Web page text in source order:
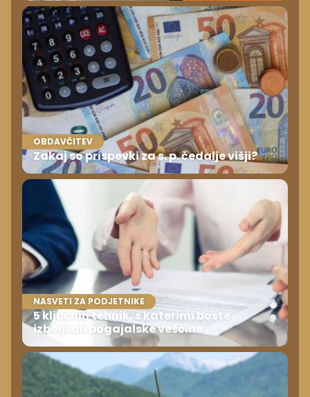
OBDAVČITEV
Zakaj so prispevki za s. p. čedalje višji?
NASVETI ZA PODJETNIKE
5 ključnih tehnik, s katerimi boste
izboljšali pogajalske veščine